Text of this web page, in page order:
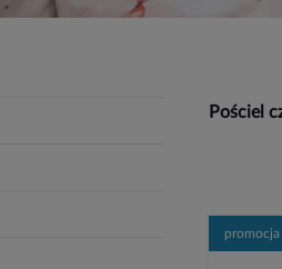
Pościel
promocja